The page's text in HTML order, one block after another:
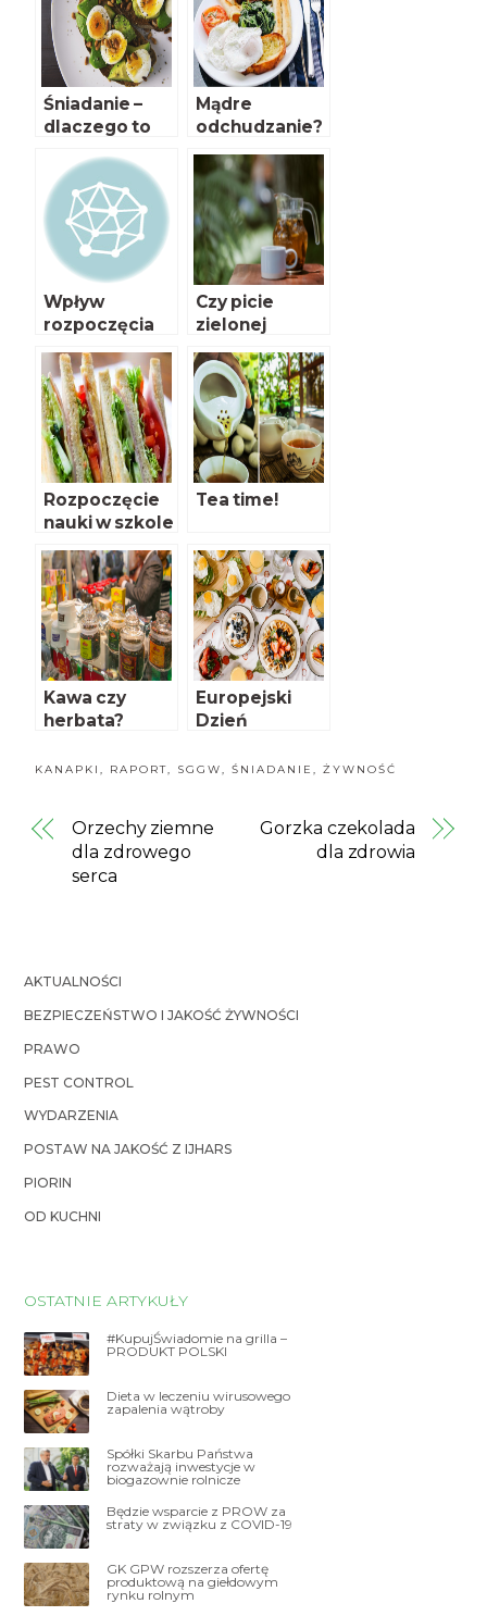
Śniadanie –
dlaczego to
posiłek dnia?
Mądre
odchudzanie?
Postaw na
śniadanie!
Wpływ
rozpoczęcia
nauki szkolnej
na sposób
żywienia
dzieci
Czy picie
zielonej
herbaty w
okresie ciąży
jest
bezpieczne?
Rozpoczęcie
nauki w szkole
– pogorszenie
żywienia
dziecka?
Tea time!
Kawa czy
herbata?
Europejski
Dzień
KANAPKI, RAPORT, SGGW,ŚNIADANIE,ŻYWNOŚĆ
Orzechy ziemne
dla zdrowego
serca
Gorzka czekolada
dla zdrowia
AKTUALNOŚCI
BEZPIECZEŃSTWO I JAKOŚĆ ŻYWNOŚCI
PRAWO
PEST CONTROL
WYDARZENIA
POSTAW NA JAKOŚĆ Z IJHARS
PIORIN
OD KUCHNI
OSTATNIE ARTYKUŁY
#KupujŚwiadomie na grilla –
PRODUKT POLSKI
Dieta w leczeniu wirusowego
zapalenia wątroby
Spółki Skarbu Państwa
rozważają inwestycje w
biogazownie rolnicze
Będzie wsparcie z PROW za
straty w związku z COVID-19
GK GPW rozszerza ofertę
produktową na giełdowym
rynku rolnym